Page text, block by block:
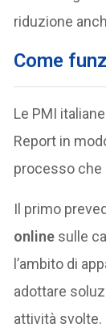
riduzione
Come
Le PMI
Report in
processo che
Il primo
online sulle
l’ambito di
adottare
attività svolte.